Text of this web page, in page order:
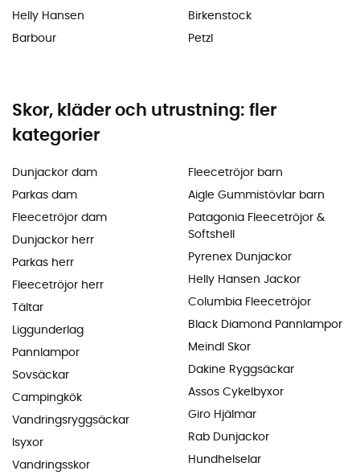
Helly Hansen
Barbour
Birkenstock
Petzl
Skor, kläder och utrustning: fler
kategorier
Dunjackor dam
Parkas dam
Fleecetröjor dam
Dunjackor herr
Parkas herr
Fleecetröjor herr
Tältar
Liggunderlag
Pannlampor
Sovsäckar
Campingkök
Vandringsryggsäckar
Isyxor
Vandringsskor
Fleecetröjor barn
Aigle Gummistövlar barn
Patagonia Fleecetröjor &
Softshell
Pyrenex Dunjackor
Helly Hansen Jackor
Columbia Fleecetröjor
Black Diamond Pannlampor
Meindl Skor
Dakine Ryggsäckar
Assos Cykelbyxor
Giro Hjälmar
Rab Dunjackor
Hundhelselar